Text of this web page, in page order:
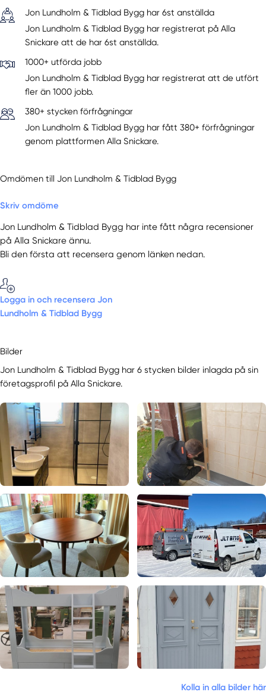
Jon Lundholm & Tidblad Bygg har 6st anställda
Jon Lundholm & Tidblad Bygg har registrerat på Alla
Snickare att de har 6st anställda.
1000+ utförda jobb
Jon Lundholm & Tidblad Bygg har registrerat att de utfört
fler än 1000 jobb.
380+ stycken förfrågningar
Jon Lundholm & Tidblad Bygg har fått 380+ förfrågningar
genom plattformen Alla Snickare.
Omdömen till Jon Lundholm & Tidblad Bygg
Skriv omdöme
Jon Lundholm & Tidblad Bygg har inte fått några recensioner
på Alla Snickare ännu.
Bli den första att recensera genom länken nedan.
Logga in och recensera Jon
Lundholm & Tidblad Bygg
Bilder
Jon Lundholm & Tidblad Bygg har 6 stycken bilder inlagda på sin
företagsprofil på Alla Snickare.
Kolla in alla bilder här